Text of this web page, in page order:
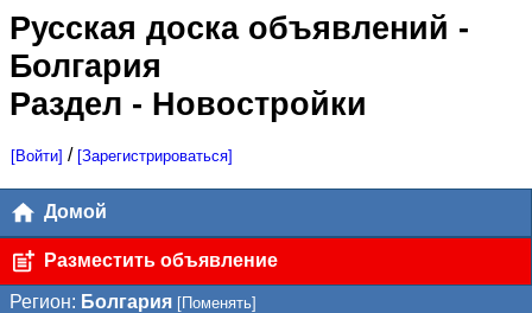
Русская доска объявлений -
Болгария
Раздел - Новостройки
[Войти] / [Зарегистрироваться]
Домой
Разместить объявление
Регион: Болгария [Поменять]